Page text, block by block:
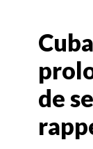
FORFAIT
CROISIÈRES
HOTELS &
de